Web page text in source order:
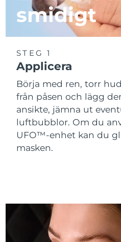
smidigt
STEG 1
Applicera
Börja med ren, torr
från påsen och lägg
ansikte, jämna ut
luftbubblor. Om du
UFO™-enhet kan du
masken.
Slovakien
Sydafrika
Sydkorea
Spanien
Sverige
Thailand